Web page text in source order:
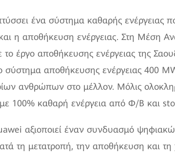
ένα σύστημα καθαρής ενέργειας
η αποθήκευση ενέργειας. Στη Μέση
έργο αποθήκευσης ενέργειας της
σύστημα αποθήκευσης ενέργειας 400
ανθρώπων στο μέλλον. Μόλις
100% καθαρή ενέργεια από Φ/Β και
αξιοποιεί έναν συνδυασμό
τη μετατροπή, την αποθήκευση και τη